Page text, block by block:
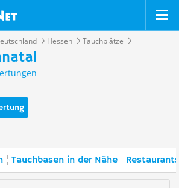
Hessen Tauchplätze
Tauchbasen in der Nähe